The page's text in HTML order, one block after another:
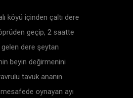
köyü içinden çaltı dere
geçip, 2 saatte
gelen dere şeytan
beyin değirmenini
tavuk ananın
oynayan ayı